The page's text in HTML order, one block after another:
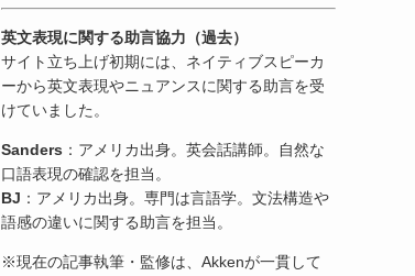
英文表現に関する助言協力（過去）
サイト立ち上げ初期には、ネイティブスピーカ
ーから英文表現やニュアンスに関する助言を受
けていました。
Sanders ：アメリカ出身。英会話講師。自然な
口語表現の確認を担当。
BJ ：アメリカ出身。専門は言語学。文法構造や
語感の違いに関する助言を担当。
※現在の記事執筆・監修は、Akkenが一貫して